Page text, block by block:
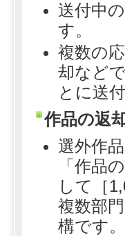
送付中
す。
複数の
却など
とに送
作品の返
選外作
「作品
して［
複数部
構です。